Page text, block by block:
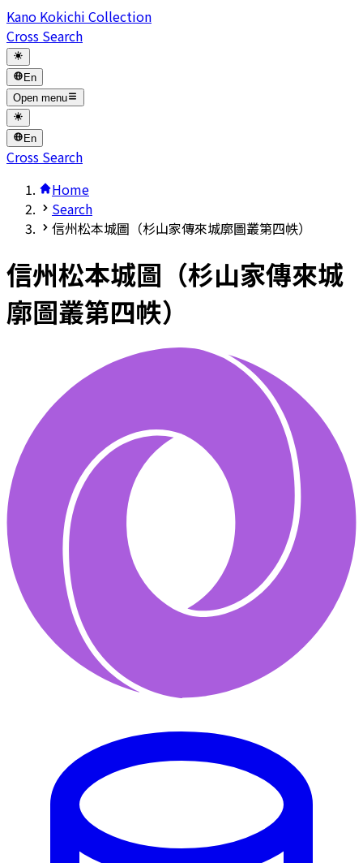
Kano Kokichi Collection
Cross Search
En
Open menu
En
Cross Search
Home
Search
信州松本城圖（杉山家傳來城廓圖叢第四帙）
信州松本城圖（杉山家傳來城
廓圖叢第四帙）